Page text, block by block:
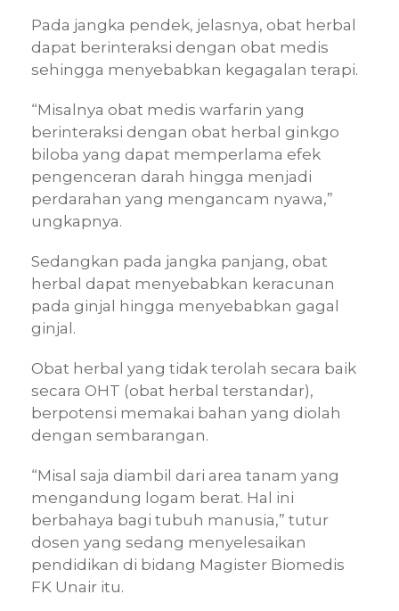
Pada jangka pendek, jelasnya, obat herbal
dapat berinteraksi dengan obat medis
sehingga menyebabkan kegagalan terapi.
“Misalnya obat medis warfarin yang
berinteraksi dengan obat herbal ginkgo
biloba yang dapat memperlama efek
pengenceran darah hingga menjadi
perdarahan yang mengancam nyawa,”
ungkapnya.
Sedangkan pada jangka panjang, obat
herbal dapat menyebabkan keracunan
pada ginjal hingga menyebabkan gagal
ginjal.
Obat herbal yang tidak terolah secara baik
secara OHT (obat herbal terstandar),
berpotensi memakai bahan yang diolah
dengan sembarangan.
“Misal saja diambil dari area tanam yang
mengandung logam berat. Hal ini
berbahaya bagi tubuh manusia,” tutur
dosen yang sedang menyelesaikan
pendidikan di bidang Magister Biomedis
FK Unair itu.